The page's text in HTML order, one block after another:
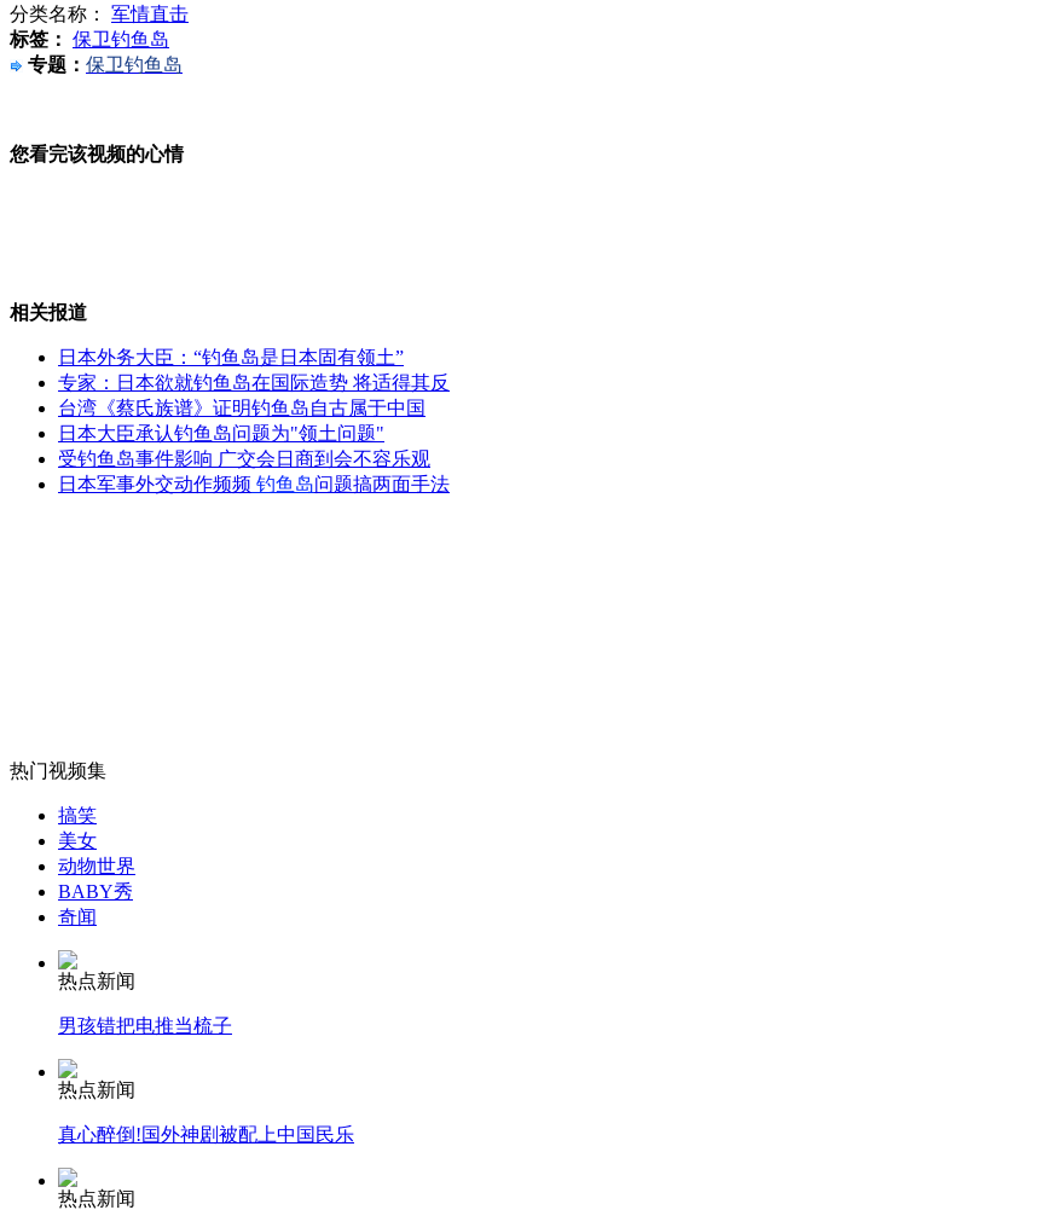
"好声音"学员重庆造势惜声如金
癌症理发师回应退卡:应该做的
90后美女教师：她让英语很迷人
山西运城恶犬咬伤多人 警民合力深夜将其击毙
外交部：有关国家言论片面不公正
安徽一实载49人客车翻车
走！跟着总书记去植树
分类名称： 军情直击
标签： 保卫钓鱼岛
专题： 保卫钓鱼岛
您看完该视频的心情
相关报道
日本外务大臣：“钓鱼岛是日本固有领土”
专家：日本欲就钓鱼岛在国际造势 将适得其反
台湾《蔡氏族谱》证明钓鱼岛自古属于中国
日本大臣承认钓鱼岛问题为"领土问题"
受钓鱼岛事件影响 广交会日商到会不容乐观
日本军事外交动作频频 钓鱼岛问题搞两面手法
热门视频集
搞笑
美女
动物世界
BABY秀
奇闻
热点新闻
男孩错把电推当梳子
热点新闻
真心醉倒!国外神剧被配上中国民乐
热点新闻